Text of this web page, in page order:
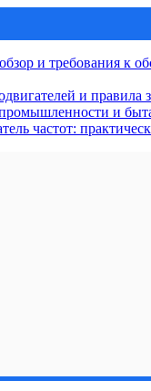
и требования к
и правила
и
частот: